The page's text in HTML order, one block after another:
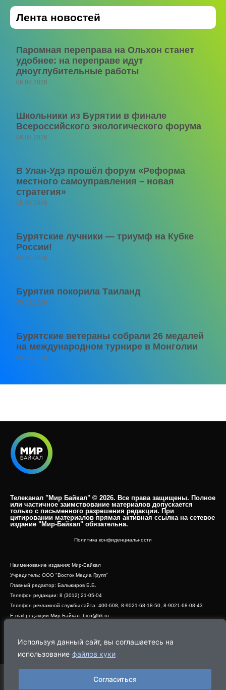
Используя данный сайт, вы соглашаетесь на
использование файлов куки
Согласиться
Лента новостей
Паромная переправа на Ольхон станет
удобнее: на переправе идут
дноуглубительные работы
06.08.2026
Школьники из Бурятии в финале
Всероссийского экологического форума
06.08.2026
В Улан-Удэ прошёл форум «Реформа
местного самоуправления – новая
стратегия»
05.08.2026
Бурятские лучники — триумф на Кубке
России!
05.08.2026
Бурятия покорила Таиланд
05.08.2026
Бурятские ветераны собрали 26 медалей
на международном турнире в Монголии
05.08.2026
Телеканал "Мир Байкал" © 2026. Все права защищены. Полное
или частичное заимствование материалов допускается
только с письменного разрешения редакции. При
цитировании материалов прямая активная ссылка на сетевое
издание "Мир-Байкал" обязательна.​
Политика конфиденциальности
Наименование издания: Мир-Байкал
Учредитель: ООО "Восток Медиа Групп"
Главный редактор: Бальжиров Б.Б.
Телефон редакции: 8 (3012) 21-05-04
Телефон рекламной службы сайта: 400-608, 8-9021-68-18-50, 8-9021-68-08-43
E-mail редакции Мир Байкал: bicn@bk.ru
Адрес редакции: 670000, г. Улан-Удэ, ул. Профсоюзная, дом 44, офис 1